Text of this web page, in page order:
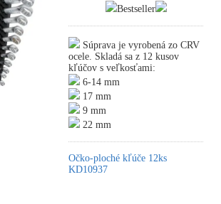
Bestseller
Súprava je vyrobená zo CRV
ocele. Skladá sa z 12 kusov
kľúčov s veľkosťami:
6-14 mm
17 mm
9 mm
22 mm
Očko-ploché kľúče 12ks
KD10937